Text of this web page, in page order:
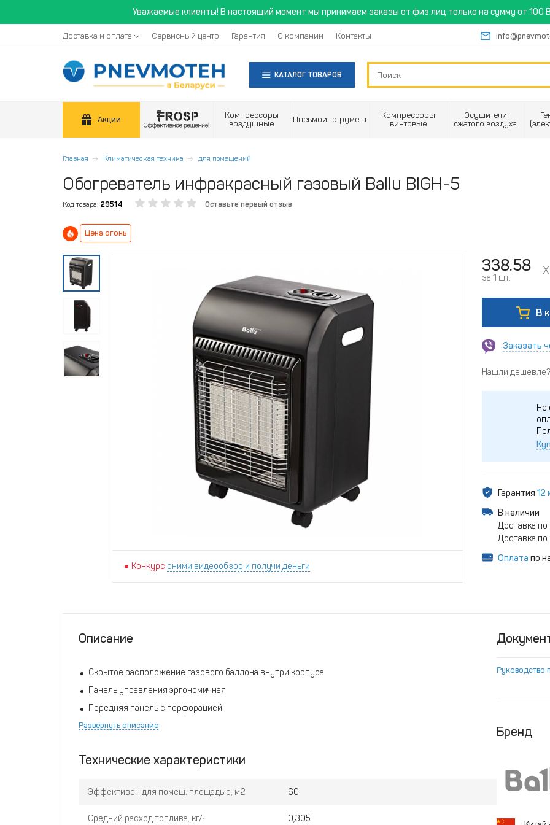
Уважаемые клиенты! В настоящий момент мы принимаем заказы от физ.лиц только на сумму от 100
Доставка и оплата Сервисный центр Гарантия О компании Контакты
КАТАЛОГ ТОВАРОВ
Акции
Компрессоры
воздушные
Пневмоинструмент
Компрессоры
винтовые
Осушители
сжатого воздуха
Главная Климатическая техника для помещений
Обогреватель инфракрасный газовый Ballu BIGH-5
Код товара: 29514 Оставьте первый отзыв
Цена огонь
Конкурс сними видеообзор и получи деньги
338.58
за 1 шт.
В
Заказать
Нашли
Не
Гарантия 12
В наличии
Доставка
Доставка по
Оплата по
Описание
Скрытое расположение газового баллона внутри корпуса
Панель управления эргономичная
Передняя панель с перфорацией
Усиленные колеса для перемещения обогревателя
3-х ступенчатая регулировка мощности
Аварийное отключение при опрокидывании
Система контроля уровня СО2
Развернуть описание
Технические характеристики
Эффективен для помещ. площадью, м2 60
Средний расход топлива, кг/ч 0,305
Руководство
Бренд